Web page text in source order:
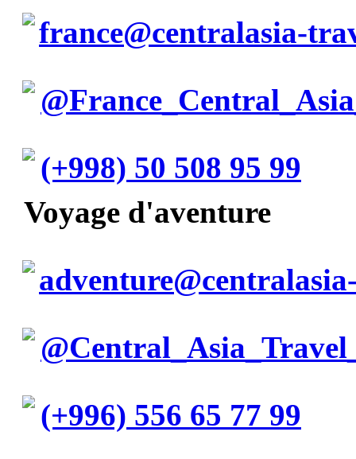
france@centralasia-
(+998) 50 508 95 99
Voyage d'aventure
(+996) 556 65 77 99